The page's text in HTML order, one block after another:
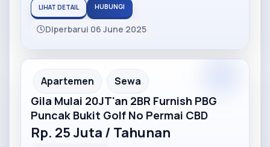
LIHAT DETAIL HUBUNGI
Diperbarui 06 June 2025
Partner Ad
Apartemen Sewa
Gila Mulai 20JT'an 2BR Furnish PBG
Puncak Bukit Golf No Permai CBD
Rp. 25 Juta / Tahunan